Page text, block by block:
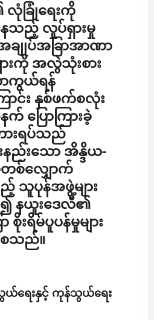
လုံခြုံရေးကို
နေသည့် လှုပ်ရှားမှု
ချုပ်အခြာအာဏာ
ားကို အလွဲသုံးစား
ာကွယ်ရန်
ာင်း နှစ်ဖက်စလုံး
ပြောကြားခဲ့
းရပ်သည်
နည်းသော အိန္ဒိယ-
တစ်လျှောက်
သူပုန်အဖွဲ့များ
နယူးဒေလီ၏
းရိမ်ပူပန်မှုများ
သည်။
ရေးနှင့် ကုန်သွယ်ရေး